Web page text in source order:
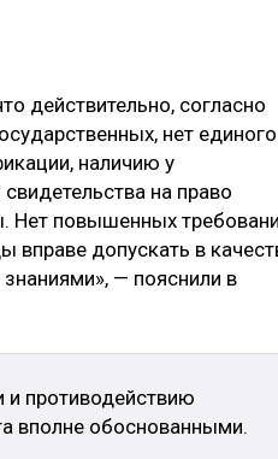
действительно, согласно
нет единого
наличию у
на право
Нет повышенных
вправе допускать в
— пояснили в
и противодействию
вполне обоснованными.